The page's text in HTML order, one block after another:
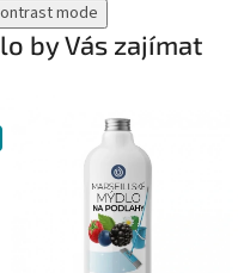
mode
by Vás zajímat